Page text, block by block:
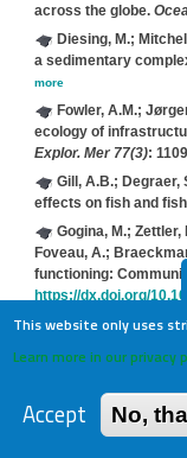
across the globe.
Diesing, M.;
a sedimentary
more
Fowler, A.M.;
ecology of
Explor. Mer 77(3):
Gill, A.B.; Degraer,
effects on fish and
Gogina, M.; Zettler,
Foveau, A.;
functioning:
https://dx.doi.org/
Greathead, C.;
S.N.R.(2020). A
Hindell, Mark A.;
Jean-Benoît; Chown,
This website only uses
Learn more in our privacy
Accept No,